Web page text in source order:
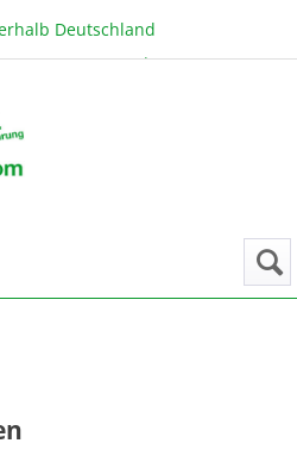
Deutschland
(0) 7131 222 11|